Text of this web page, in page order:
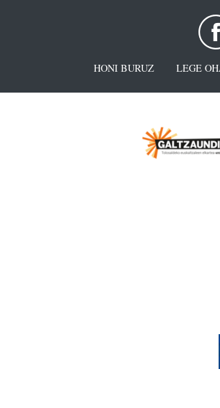
HONI BURUZ LEGE